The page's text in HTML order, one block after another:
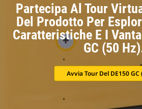
Partecipa Al Tour
Del Prodotto Per
Caratteristiche E I
GC (50
Avvia Tour Del DE150 GC